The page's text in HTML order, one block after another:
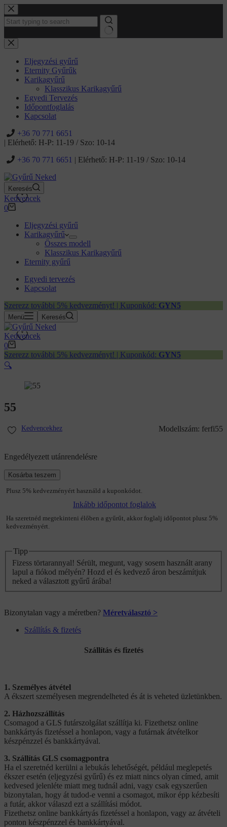
Ugrás
a
tartalomhoz
No
results
Eljegyzési gyűrű
Eternity Gyűrűk
Karikagyűrű
Klasszikus Karikagyűrű
Egyedi Tervezés
Időpontfoglalás
Kapcsolat
+36 70 771 6651
| Elérhető: H-P: 11-19 / Szo: 10-14
+36 70 771 6651 | Elérhető: H-P: 11-19 / Szo: 10-14
Keresés
Kedvencek
Kosár
0
Eljegyzési gyűrű
Karikagyűrű
Összes modell
Klasszikus Karikagyűrű
Eternity gyűrű
Egyedi tervezés
Kapcsolat
Szerezz további 5% kedvezményt! | Kuponkód: GYN5
Menü Keresés
Kedvencek
Kosár
0
Szerezz további 5% kedvezményt! | Kuponkód: GYN5
🔍
55
Modellszám: ferfi55
Kedvencekhez
Engedélyezett utánrendelésre
Kosárba teszem
Plusz 5% kedvezményért használd a kuponkódot.
Inkább időpontot foglalok
Ha szeretnéd megtekinteni élőben a gyűrűt, akkor foglalj időpontot plusz 5%
kedvezményért.
Tipp
Fizess törtarannyal! Sérült, megunt, vagy sosem használt arany
lapul a fiókod mélyén? Hozd el és kedvező áron beszámítjuk
neked a választott gyűrű árába!
Bizonytalan vagy a méretben? Méretválasztó >
Szállítás & fizetés
Szállítás és fizetés
1. Személyes átvétel
A ékszert személyesen megrendelheted és át is veheted üzletünkben.
2. Házhozszállítás
Csomagod a GLS futárszolgálat szállítja ki. Fizethetsz online
bankkártyás fizetéssel a honlapon, vagy a futárnak átvételkor
készpénzzel és bankkártyával.
3. Szállítás GLS csomagpontra
Ha el szeretnéd kerülni a lebukás lehetőségét, például meglepetés
ékszer esetén (eljegyzési gyűrű) és ez miatt nincs olyan címed, amit
kedvesed jelenléte miatt meg tudnál adni, vagy csak egyszerűen
bizonytalan, hogy át tudod-e venni a csomagot, mikor épp kézbesíti
a futár, akkor válaszd ezt a szállítási módot.
Fizethetsz online bankkártyás fizetéssel a honlapon, vagy az átvételi
ponton készpénzzel és bankkártyával.